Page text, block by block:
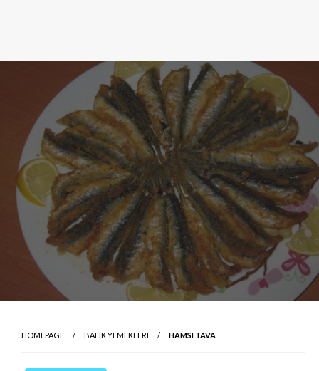
HOMEPAGE BALIK YEMEKLERI HAMSI TAVA